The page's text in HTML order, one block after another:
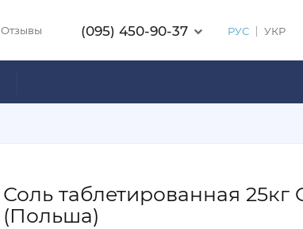
Отзывы РУС УКР
(095) 450-90-37
Соль таблетированная 25кг
(Польша)